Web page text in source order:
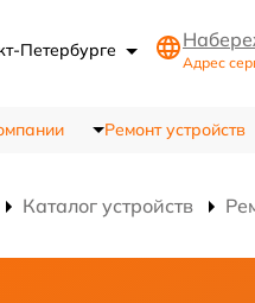
Петербурге
Адрес
Ремонт устройств
Каталог устройств